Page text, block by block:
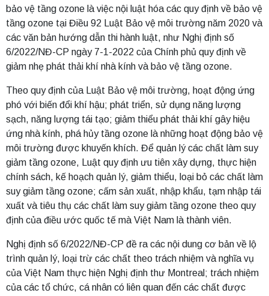
bảo vệ tầng ozone là việc nội luật hóa các quy định về bảo vệ
tầng ozone tại Điều 92 Luật Bảo vệ môi trường năm 2020 và
các văn bản hướng dẫn thi hành luật, như Nghị định số
6/2022/NĐ-CP ngày 7-1-2022 của Chính phủ quy định về
giảm nhẹ phát thải khí nhà kính và bảo vệ tầng ozone.
Theo quy định của Luật Bảo vệ môi trường, hoạt động ứng
phó với biến đổi khí hậu; phát triển, sử dụng năng lượng
sạch, năng lượng tái tạo; giảm thiểu phát thải khí gây hiệu
ứng nhà kính, phá hủy tầng ozone là những hoạt động bảo vệ
môi trường được khuyến khích. Để quản lý các chất làm suy
giảm tầng ozone, Luật quy định ưu tiên xây dựng, thực hiện
chính sách, kế hoạch quản lý, giảm thiểu, loại bỏ các chất làm
suy giảm tầng ozone; cấm sản xuất, nhập khẩu, tạm nhập tái
xuất và tiêu thụ các chất làm suy giảm tầng ozone theo quy
định của điều ước quốc tế mà Việt Nam là thành viên.
Nghị định số 6/2022/NĐ-CP đề ra các nội dung cơ bản về lộ
trình quản lý, loại trừ các chất theo trách nhiệm và nghĩa vụ
của Việt Nam thực hiện Nghị định thư Montreal; trách nhiệm
của các tổ chức, cá nhân có liên quan đến các chất được